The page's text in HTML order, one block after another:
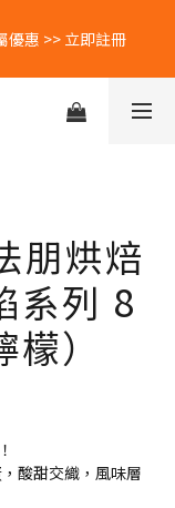
優惠 >> 立即註冊
優惠 >> 立即註冊
補給日🥚 立刻查看
再領免運券乙張👉🏻
優惠 >> 立即註冊
朋烘焙
系列 8
）
酸甜交織，風味層